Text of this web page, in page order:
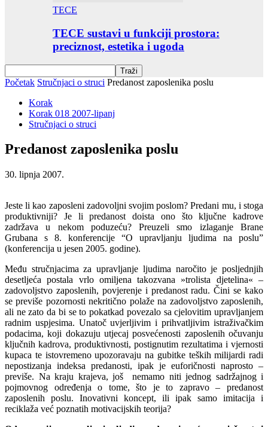
TECE
TECE sustavi u funkciji prostora:
preciznost, estetika i ugoda
Početak Stručnjaci o struci Predanost zaposlenika poslu
Korak
Korak 018 2007-lipanj
Stručnjaci o struci
Predanost zaposlenika poslu
30. lipnja 2007.
Jeste li kao zaposleni zadovoljni svojim poslom? Predani mu, i stoga
produktivniji? Je li predanost doista ono što ključne kadrove
zadržava u nekom poduzeću? Preuzeli smo izlaganje Brane
Grubana s 8. konferencije “O upravljanju ljudima na poslu”
(konferencija u jesen 2005. godine).
Među stručnjacima za upravljanje ljudima naročito je posljednjih
desetljeća postala vrlo omiljena takozvana »trolista djetelina« –
zadovoljstvo zaposlenih, povjerenje i predanost radu. Čini se kako
se previše pozornosti nekritično polaže na zadovoljstvo zaposlenih,
ali ne zato da bi se to pokatkad povezalo sa cjelovitim upravljanjem
radnim uspjesima. Unatoč uvjerljivim i prihvatljivim istraživačkim
podacima, koji dokazuju utjecaj posvećenosti zaposlenih očuvanju
ključnih kadrova, produktivnosti, postignutim rezultatima i vjernosti
kupaca te istovremeno upozoravaju na gubitke teških milijardi radi
nepostizanja indeksa predanosti, ipak je euforičnosti naprosto –
previše. Na kraju krajeva, još nemamo niti jednog sadržajnog i
pojmovnog određenja o tome, što je to zapravo – predanost
zaposlenih poslu. Inovativni koncept, ili ipak samo imitacija i
reciklaža već poznatih motivacijskih teorija?